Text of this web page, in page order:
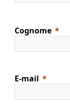
Cognome
E-mail